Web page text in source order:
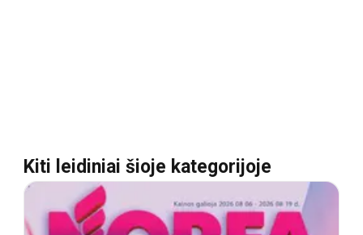
Kiti leidiniai šioje kategorijoje